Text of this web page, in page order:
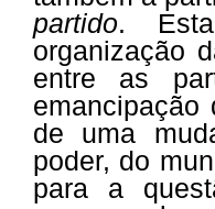
partido.
organização
entre as
de uma
poder, do
para a